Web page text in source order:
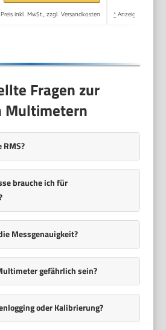
Preis inkl. MwSt., zzgl. Versandkosten * Anzeige
Fragen zur
Multimetern
RMS?
brauche ich für
Messgenauigkeit?
gefährlich sein?
oder Kalibrierung?